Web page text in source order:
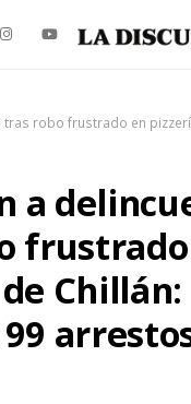
tras robo frustrado en
a
Chillán: